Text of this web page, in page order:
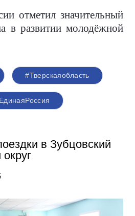
отметил значительный
в развитии молодёжной
#Тверскаяобласть
в Зубцовский